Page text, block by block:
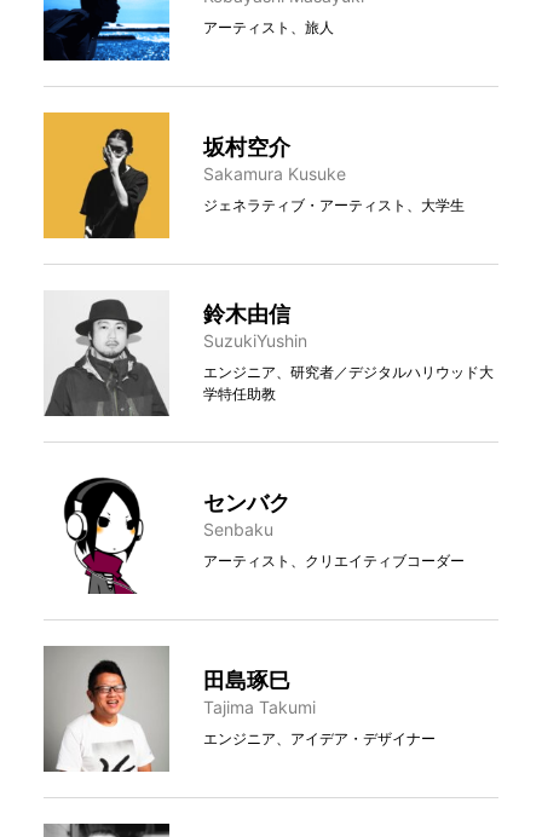
アーティスト、旅人
坂村空介
Sakamura Kusuke
ジェネラティブ・アーティスト、大学生
鈴木由信
SuzukiYushin
エンジニア、研究者／デジタルハリウッド大
学特任助教
センバク
Senbaku
アーティスト、クリエイティブコーダー
田島琢巳
Tajima Takumi
エンジニア、アイデア・デザイナー